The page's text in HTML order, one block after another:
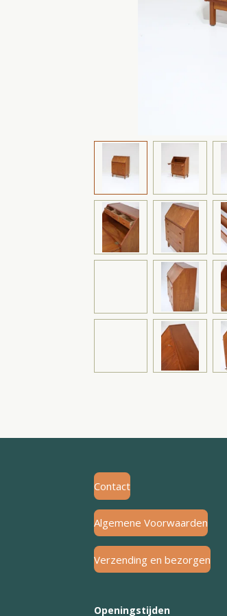
Contact
Algemene Voorwaarden
Verzending en bezorgen
Openingstijden